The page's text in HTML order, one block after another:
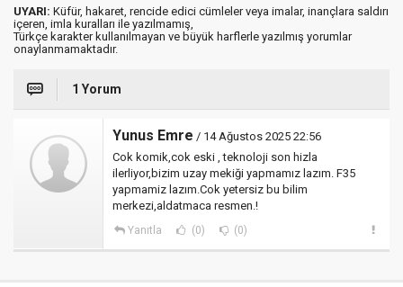
UYARI: Küfür, hakaret, rencide edici cümleler veya imalar, inançlara saldırı
içeren, imla kuralları ile yazılmamış,
Türkçe karakter kullanılmayan ve büyük harflerle yazılmış yorumlar
onaylanmamaktadır.
1 Yorum
Yunus Emre / 14 Ağustos 2025 22:56
Cok komik,cok eski , teknoloji son hizla
ilerliyor,bizim uzay mekiği yapmamız lazım. F35
yapmamiz lazım.Cok yetersiz bu bilim
merkezi,aldatmaca resmen.!
Yanıtla (0) (0)